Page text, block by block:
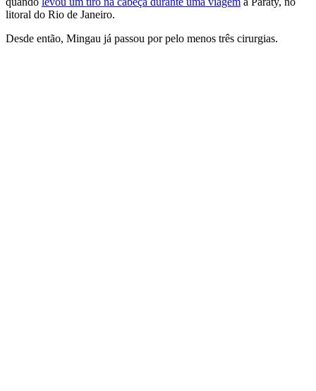
litoral do Rio de Janeiro.
Desde então, Mingau já passou por pelo menos três cirurgias.